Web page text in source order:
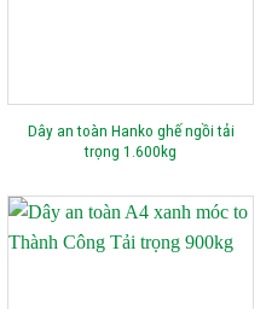
Dây an toàn Hanko ghế ngồi tải
trọng 1.600kg